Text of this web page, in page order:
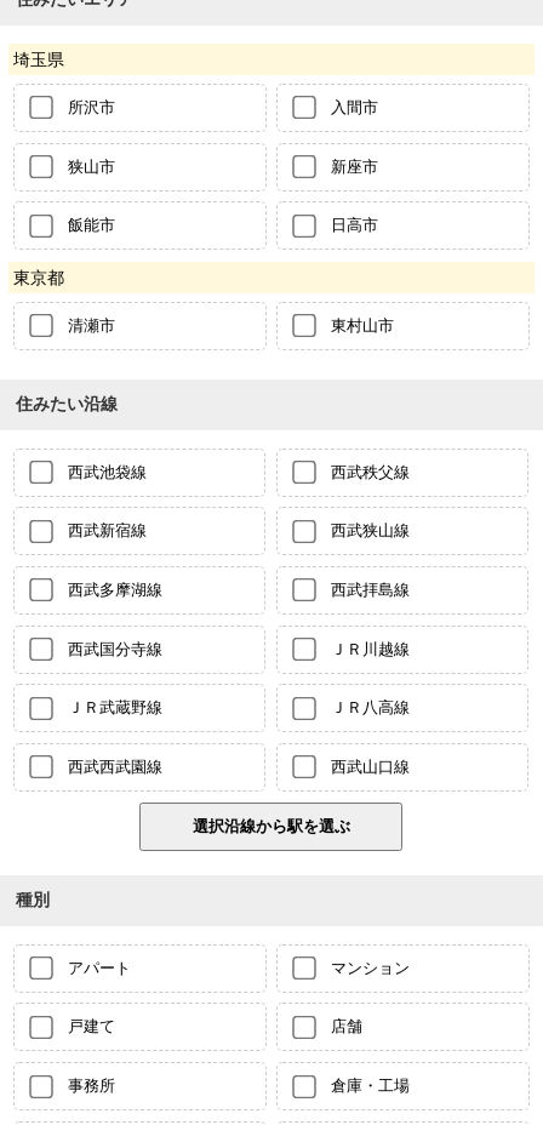
埼玉県
所沢市 入間市
狭山市 新座市
飯能市 日高市
東京都
清瀬市 東村山市
住みたい沿線
西武池袋線 西武秩父線
西武新宿線 西武狭山線
西武多摩湖線 西武拝島線
西武国分寺線 ＪＲ川越線
ＪＲ武蔵野線 ＪＲ八高線
西武西武園線 西武山口線
種別
アパート マンション
戸建て 店舗
事務所 倉庫・工場